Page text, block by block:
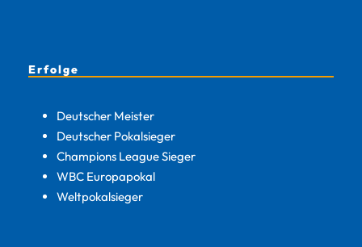
Erfolge
Deutscher Meister
Deutscher Pokalsieger
Champions League Sieger
WBC Europapokal
Weltpokalsieger